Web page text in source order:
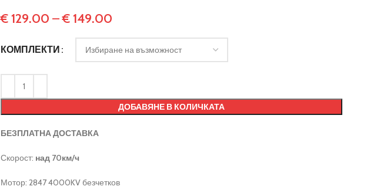
€129.00 –€149.00
КОМПЛЕКТИ
ДОБАВЯНЕ В КОЛИЧКАТА
БЕЗПЛАТНА ДОСТАВКА
Скорост: над 70км/ч
Мотор: 2847 4000KV безчетков